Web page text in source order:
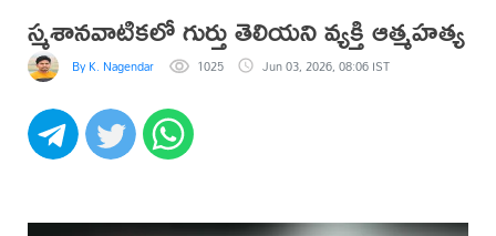
స్మశానవాటికలో గుర్తు తెలియని వ్యక్తి ఆత్మహత్య
By K. Nagendar 1025 Jun 03, 2026, 08:06 IST